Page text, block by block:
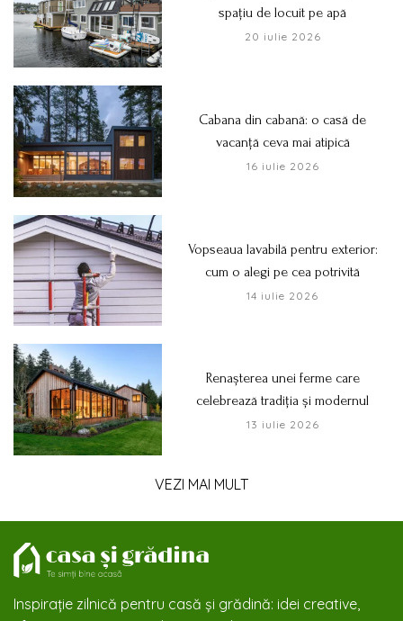
spațiu de locuit pe apă
20 iulie 2026
Cabana din cabană: o casă de
vacanță ceva mai atipică
16 iulie 2026
Vopseaua lavabilă pentru exterior:
cum o alegi pe cea potrivită
14 iulie 2026
Renașterea unei ferme care
celebrează tradiția și modernul
13 iulie 2026
VEZI MAI MULT
Inspirație zilnică pentru casă și grădină: idei creative,